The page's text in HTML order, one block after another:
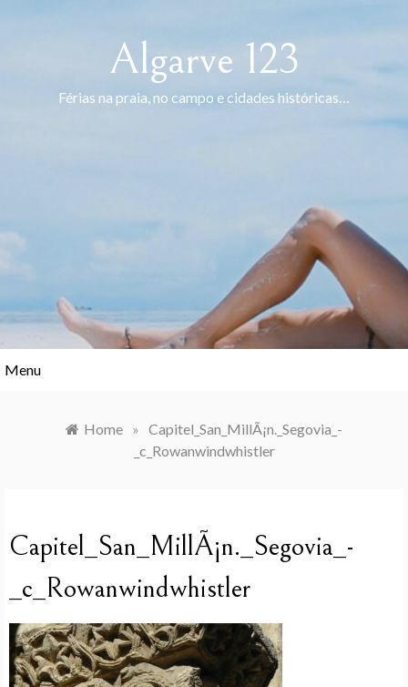
Algarve 123
Férias na praia, no campo e cidades históricas…
Menu
Home » Capitel_San_MillÃ¡n._Segovia_-
_c_Rowanwindwhistler
Capitel_San_MillÃ¡n._Segovia_-
_c_Rowanwindwhistler